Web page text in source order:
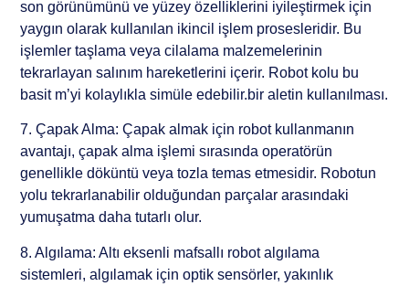
son görünümünü ve yüzey özelliklerini iyileştirmek için
yaygın olarak kullanılan ikincil işlem prosesleridir. Bu
işlemler taşlama veya cilalama malzemelerinin
tekrarlayan salınım hareketlerini içerir. Robot kolu bu
basit m’yi kolaylıkla simüle edebilir.bir aletin kullanılması.
7. Çapak Alma: Çapak almak için robot kullanmanın
avantajı, çapak alma işlemi sırasında operatörün
genellikle döküntü veya tozla temas etmesidir. Robotun
yolu tekrarlanabilir olduğundan parçalar arasındaki
yumuşatma daha tutarlı olur.
8. Algılama: Altı eksenli mafsallı robot algılama
sistemleri, algılamak için optik sensörler, yakınlık